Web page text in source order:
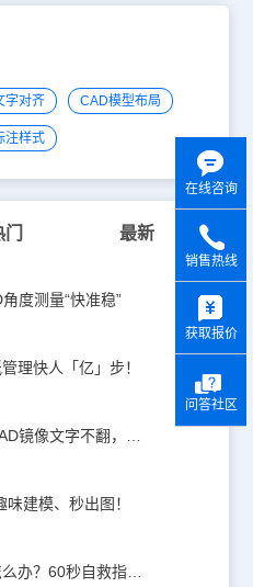
字对齐 CAD模型布局
注样式
最新
度测量“快准稳”
理快人「亿」步！
CAD镜像后文字反了？CAD镜像文字不翻，一键搞定！
建模、秒出图！
CAD无法复制到剪贴板怎么办？60秒自救指南！
在线咨询
销售热线
获取报价
问答社区